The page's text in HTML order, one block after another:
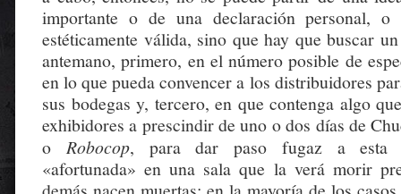
importante o de una declaración personal, o
estéticamente válida, sino que hay que buscar
antemano, primero, en el número posible de
en lo que pueda convencer a los distribuidores
sus bodegas y, tercero, en que contenga algo
exhibidores a prescindir de uno o dos días de
o Robocop, para dar paso fugaz a esta
«afortunada» en una sala que la verá morir